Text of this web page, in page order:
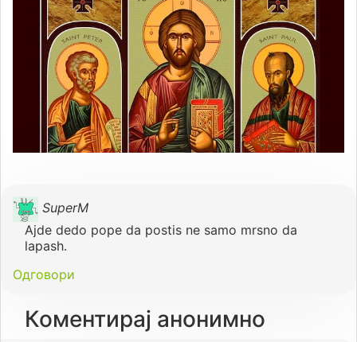
SuperM
Ajde dedo pope da postis ne samo mrsno da
lapash.
Одговори
Коментирај анонимно